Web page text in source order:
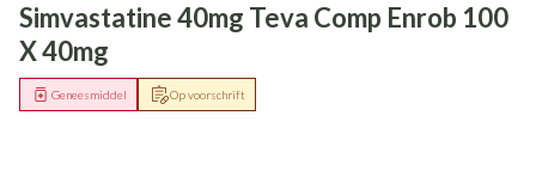
Simvastatine 40mg Teva Comp Enrob 100
X 40mg
Op voorschrift
Geneesmiddel